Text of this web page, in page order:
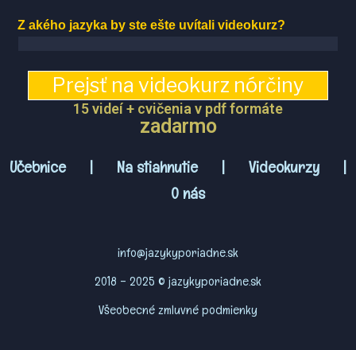
Z akého jazyka by ste ešte uvítali videokurz?
Prejsť na videokurz nórčiny
15 videí + cvičenia v pdf formáte
zadarmo
Učebnice | Na stiahnutie| Videokurzy|
O nás
info@jazykyporiadne.sk
2018 – 2025 © jazykyporiadne.sk
Všeobecné zmluvné podmienky